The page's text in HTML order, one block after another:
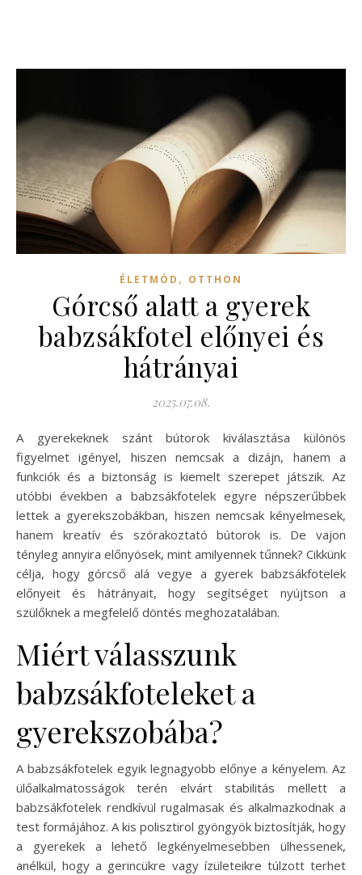
ÉLETMÓD , OTTHON
Górcső alatt a gyerek
babzsákfotel előnyei és
hátrányai
2025.07.08.
A gyerekeknek szánt bútorok kiválasztása különös
figyelmet igényel, hiszen nemcsak a dizájn, hanem a
funkciók és a biztonság is kiemelt szerepet játszik. Az
utóbbi években a babzsákfotelek egyre népszerűbbek
lettek a gyerekszobákban, hiszen nemcsak kényelmesek,
hanem kreatív és szórakoztató bútorok is. De vajon
tényleg annyira előnyösek, mint amilyennek tűnnek? Cikkünk
célja, hogy górcső alá vegye a gyerek babzsákfotelek
előnyeit és hátrányait, hogy segítséget nyújtson a
szülőknek a megfelelő döntés meghozatalában.
Miért válasszunk
babzsákfoteleket a
gyerekszobába?
A babzsákfotelek egyik legnagyobb előnye a kényelem. Az
ülőalkalmatosságok terén elvárt stabilitás mellett a
babzsákfotelek rendkívül rugalmasak és alkalmazkodnak a
test formájához. A kis polisztirol gyöngyök biztosítják, hogy
a gyerekek a lehető legkényelmesebben ülhessenek,
anélkül, hogy a gerincükre vagy ízületeikre túlzott terhet